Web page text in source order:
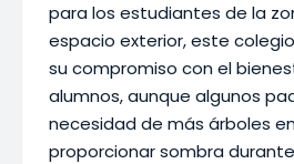
para los estudiantes de la
espacio exterior, este
su compromiso con el
alumnos, aunque algunos
necesidad de más árboles
proporcionar sombra